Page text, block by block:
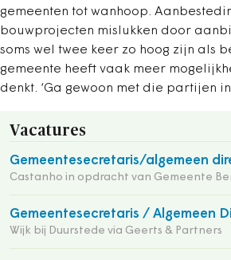
gemeenten tot wanhoop.
bouwprojecten mislukken door
soms wel twee keer zo hoog zijn als
gemeente heeft vaak meer
denkt. ‘Ga gewoon met die partijen in
Vacatures
Gemeentesecretaris/algemeen
Castanho in opdracht van Gemeente
Gemeentesecretaris / Algemeen
Wijk bij Duurstede via Geerts & Partners